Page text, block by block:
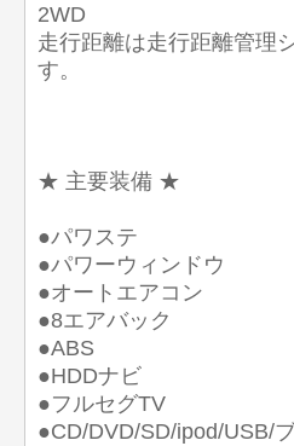
2WD
走行距離は走行距離管理
す。
★ 主要装備 ★
●パワステ
●パワーウィンドウ
●オートエアコン
●8エアバック
●ABS
●HDDナビ
●フルセグTV
●CD/DVD/SD/ipod/USB/